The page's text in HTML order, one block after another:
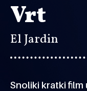
Vrt
El Jardin
Snoliki kratki film